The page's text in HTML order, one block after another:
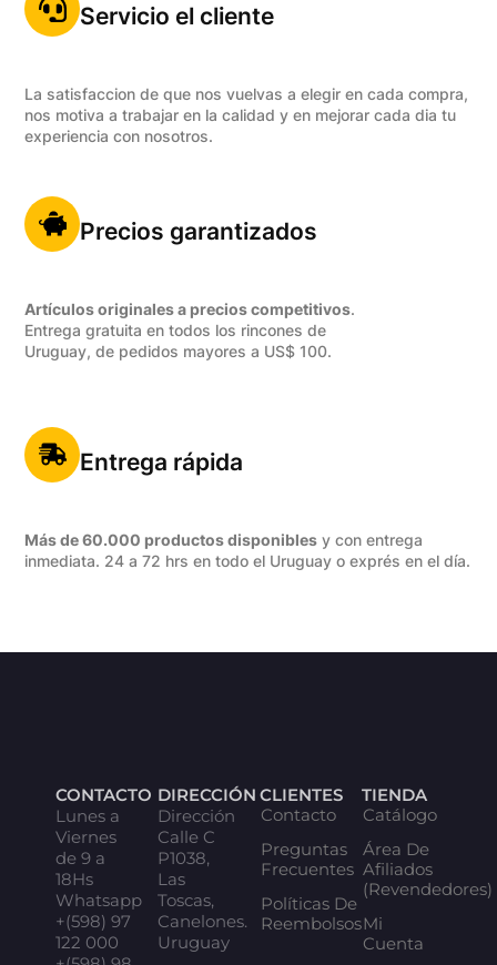
Servicio el cliente
La satisfaccion de que nos vuelvas a elegir en cada compra,
nos motiva a trabajar en la calidad y en mejorar cada dia tu
experiencia con nosotros.
Precios garantizados
Artículos originales a precios competitivos.
Entrega gratuita en todos los rincones de
Uruguay, de pedidos mayores a US$ 100.
Entrega rápida
Más de 60.000 productos disponibles y con entrega
inmediata. 24 a 72 hrs en todo el Uruguay o exprés en el día.
CONTACTO
Lunes a
Viernes
de 9 a
18Hs
Whatsapp
+(598) 97
122 000
DIRECCIÓN
Dirección
Calle C
P1038,
Las
Toscas,
Canelones.
Uruguay
CLIENTES
Contacto
Preguntas
Frecuentes
Políticas De
Reembolsos
TIENDA
Catálogo
Área De
Afiliados
(Revendedores)
Mi
Cuenta